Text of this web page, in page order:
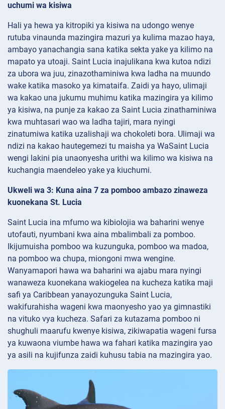
uchumi wa kisiwa
Hali ya hewa ya kitropiki ya kisiwa na udongo wenye
rutuba vinaunda mazingira mazuri ya kulima mazao haya,
ambayo yanachangia sana katika sekta yake ya kilimo na
mapato ya utoaji. Saint Lucia inajulikana kwa kutoa ndizi
za ubora wa juu, zinazothaminiwa kwa ladha na muundo
wake katika masoko ya kimataifa. Zaidi ya hayo, ulimaji
wa kakao una jukumu muhimu katika mazingira ya kilimo
ya kisiwa, na punje za kakao za Saint Lucia zinathaminiwa
kwa muhtasari wao wa ladha tajiri, mara nyingi
zinatumiwa katika uzalishaji wa chokoleti bora. Ulimaji wa
ndizi na kakao hautegemezi tu maisha ya WaSaint Lucia
wengi lakini pia unaonyesha urithi wa kilimo wa kisiwa na
kuchangia maendeleo yake ya kiuchumi.
Ukweli wa 3: Kuna aina 7 za pomboo ambazo zinaweza
kuonekana St. Lucia
Saint Lucia ina mfumo wa kibiolojia wa baharini wenye
utofauti, nyumbani kwa aina mbalimbali za pomboo.
Ikijumuisha pomboo wa kuzunguka, pomboo wa madoa,
na pomboo wa chupa, miongoni mwa wengine.
Wanyamapori hawa wa baharini wa ajabu mara nyingi
wanaweza kuonekana wakiogelea na kucheza katika maji
safi ya Caribbean yanayozunguka Saint Lucia,
wakifurahisha wageni kwa maonyesho yao ya gimnastiki
na vituko vya kucheza. Safari za kutazama pomboo ni
shughuli maarufu kwenye kisiwa, zikiwapatia wageni fursa
ya kuwaona viumbe hawa wa fahari katika mazingira yao
ya asili na kujifunza zaidi kuhusu tabia na mazingira yao.